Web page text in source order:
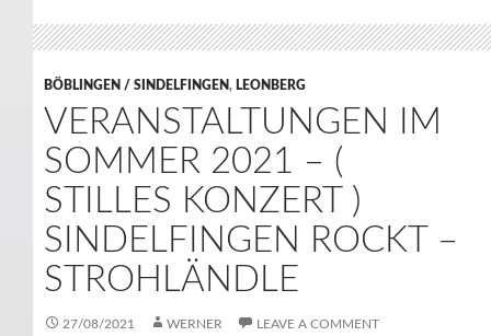
BÖBLINGEN / SINDELFINGEN, LEONBERG
VERANSTALTUNGEN IM
SOMMER 2021 – (
STILLES KONZERT )
SINDELFINGEN ROCKT –
STROHLÄNDLE
27/08/2021 WERNER LEAVE A COMMENT